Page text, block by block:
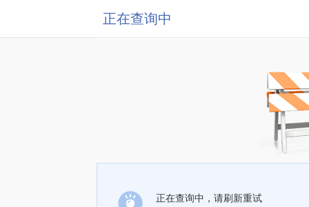
正在查询中
正在查询中，请刷新重试